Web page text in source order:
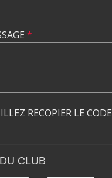
*
RECOPIER LE CODE
CLUB